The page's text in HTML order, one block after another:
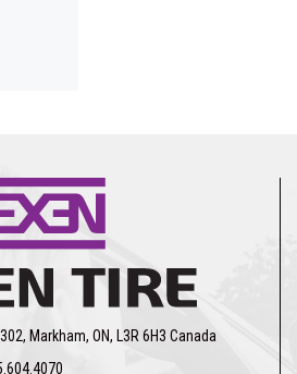
Markham, ON, L3R 6H3 Canada